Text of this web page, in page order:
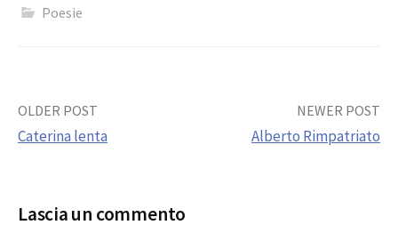
Poesie
Post
OLDER POST
Caterina lenta
NEWER POST
Alberto Rimpatriato
Lascia un commento